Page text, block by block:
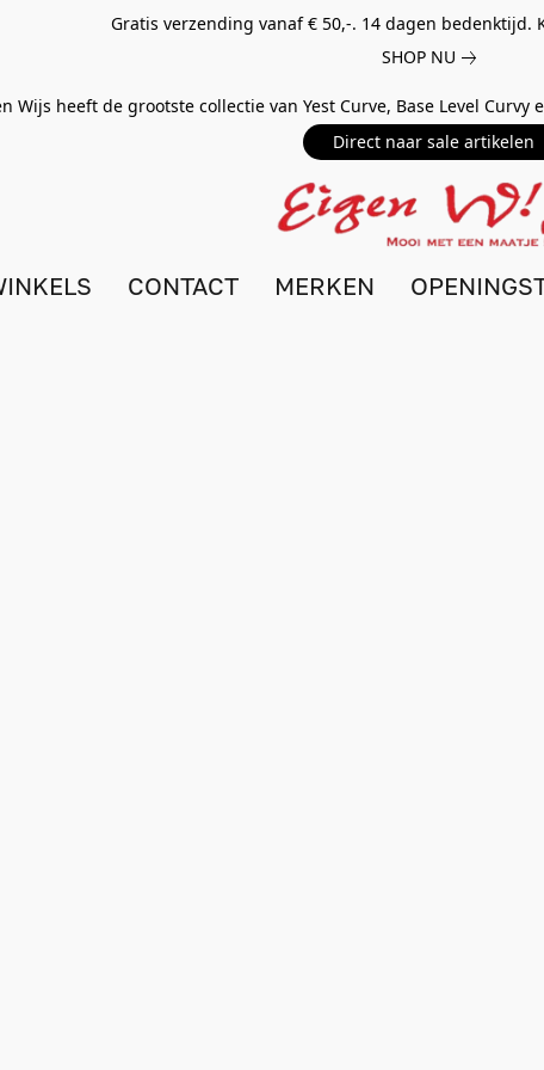
Gratis verzending vanaf € 50,-. 14 dagen bedenktijd.
SHOP NU
Wijs heeft de grootste collectie van Yest Curve, Base Level
Direct naar sale artikelen
CONTACT MERKEN